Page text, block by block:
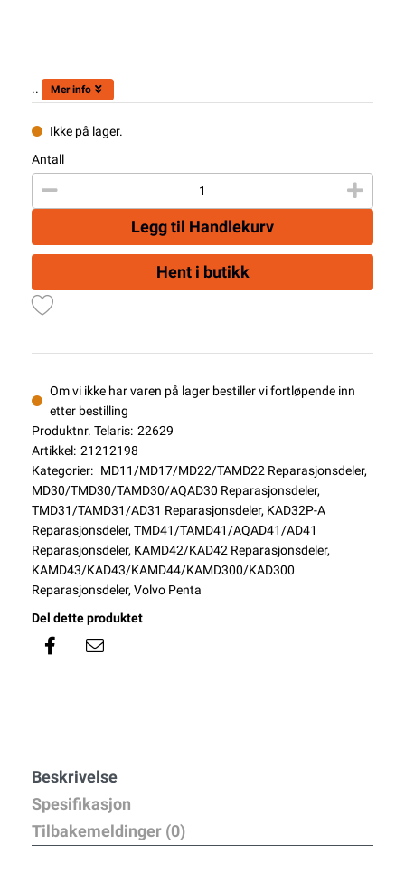
.. Mer info
Ikke på lager.
Antall
Legg til Handlekurv
Hent i butikk
Om vi ikke har varen på lager bestiller vi fortløpende inn
etter bestilling
Produktnr. Telaris: 22629
Artikkel: 21212198
Kategorier: MD11/MD17/MD22/TAMD22 Reparasjonsdeler,
MD30/TMD30/TAMD30/AQAD30 Reparasjonsdeler,
TMD31/TAMD31/AD31 Reparasjonsdeler, KAD32P-A
Reparasjonsdeler, TMD41/TAMD41/AQAD41/AD41
Reparasjonsdeler, KAMD42/KAD42 Reparasjonsdeler,
KAMD43/KAD43/KAMD44/KAMD300/KAD300
Reparasjonsdeler, Volvo Penta
Del dette produktet
Beskrivelse
Spesifikasjon
Tilbakemeldinger (0)